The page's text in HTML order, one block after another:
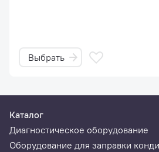
Выбрать
Каталог
Диагностическое оборудование
Оборудование для заправки